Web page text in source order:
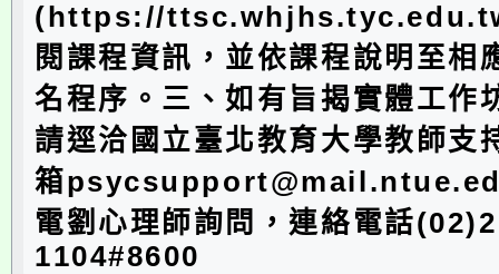
(https://
閱課程資訊，並依課程說明至相
名程序。三、如有旨揭實體工作
請逕洽國立臺北教育大學教師支
箱
電劉心理師詢問，連絡電話
1104#8600